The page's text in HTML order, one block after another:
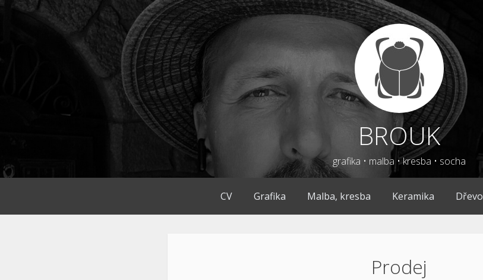
Přejít
BROUK
grafika • malba • kresba • socha
CV Grafika Malba, kresba Keramika Dřevo
Prodej